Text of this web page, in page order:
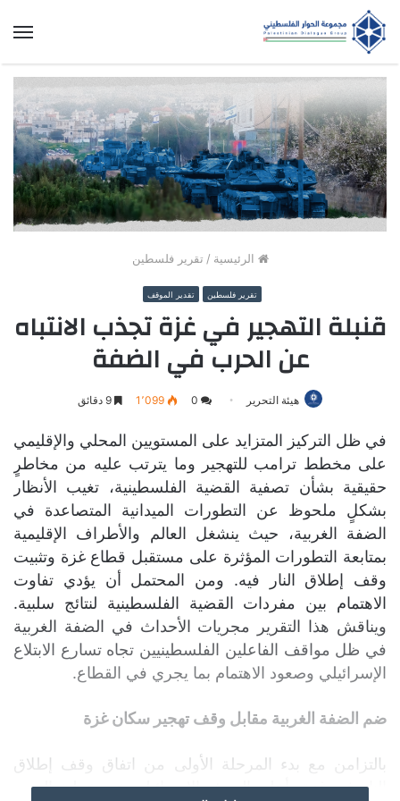
الرئيسية / تقرير فلسطين
تقرير فلسطين تقدير الموقف
قنبلة التهجير في غزة تجذب الانتباه
عن الحرب في الضفة
هيئة التحرير 0 1٬099
في ظل التركيز المتزايد على المستويين المحلي والإقليمي
على مخطط ترامب للتهجير وما يترتب عليه من مخاطرٍ
حقيقية بشأن تصفية القضية الفلسطينية، تغيب الأنظار
بشكلٍ ملحوظ عن التطورات الميدانية المتصاعدة في
الضفة الغربية، حيث ينشغل العالم والأطراف الإقليمية
بمتابعة التطورات المؤثرة على مستقبل قطاع غزة وتثبيت
وقف إطلاق النار فيه. ومن المحتمل أن يؤدي تفاوت
الاهتمام بين مفردات القضية الفلسطينية لنتائج سلبية.
ويناقش هذا التقرير مجريات الأحداث في الضفة الغربية
في ظل مواقف الفاعلين الفلسطينيين تجاه تسارع الابتلاع
الإسرائيلي وصعود الاهتمام بما يجري في القطاع.
ضم الضفة الغربية مقابل وقف تهجير سكان غزة
بالتزامن مع بدء المرحلة الأولى من اتفاق وقف إطلاق
النار في غزة، أعلن الجيش الإسرائيلي عن عملية السور